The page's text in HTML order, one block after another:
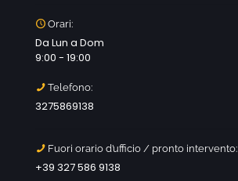
Orari:
Da Lun a Dom
9:00 - 19:00
Telefono:
3275869138
Fuori orario d’ufficio / pronto intervento:
+39 327 586 9138